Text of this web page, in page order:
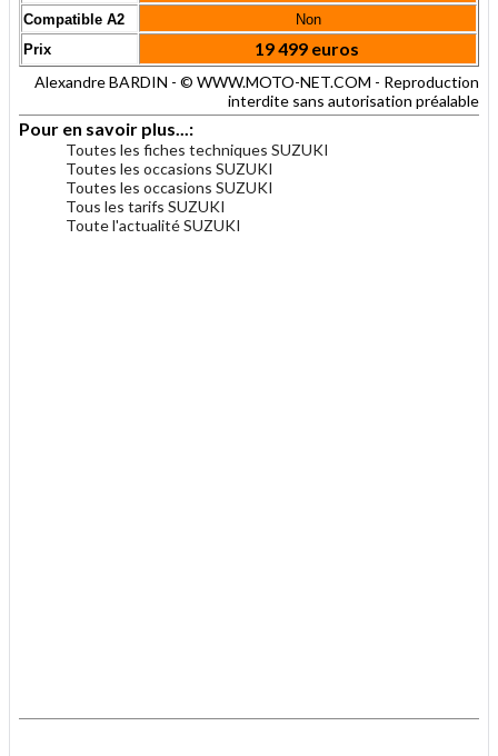
Compatible A2
Non
Prix
19 499 euros
Alexandre BARDIN - © WWW.MOTO-NET.COM - Reproduction
interdite sans autorisation préalable
Pour en savoir plus...:
Toutes les fiches techniques SUZUKI
Toutes les occasions SUZUKI
Toutes les occasions SUZUKI
Tous les tarifs SUZUKI
Toute l'actualité SUZUKI